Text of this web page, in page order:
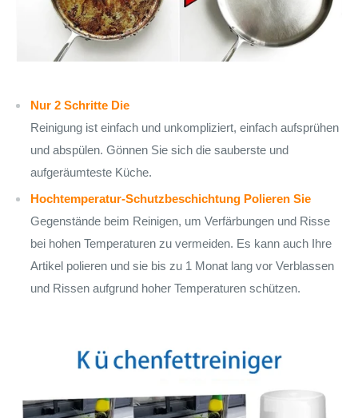
Nur 2 Schritte Die
Reinigung ist einfach und unkompliziert, einfach aufsprühen
und abspülen. Gönnen Sie sich die sauberste und
aufgeräumteste Küche.
Hochtemperatur-Schutzbeschichtung Polieren Sie
Gegenstände beim Reinigen, um Verfärbungen und Risse
bei hohen Temperaturen zu vermeiden. Es kann auch Ihre
Artikel polieren und sie bis zu 1 Monat lang vor Verblassen
und Rissen aufgrund hoher Temperaturen schützen.